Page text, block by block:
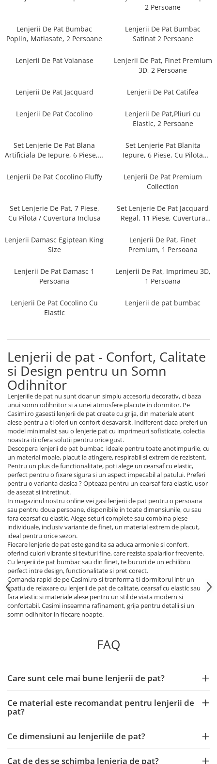
Lenjerii De Pat Creponate
Lenjerii De Pat Bumbac Poplin 2
Lenjerii De Pat Bumbac Satinat 2
Lenjerii De Pat Volanase
2 Persoane
Lenjerii De Pat Jacquard
Lenjerii De Pat Catifea
Set Lenjerie De Pat Blana
Artificiala De Iepure, 6 Piese, 2
Persoane
Piese, Cu Pilota Inclusa
Lenjerii De Pat Premium Collection
Set Lenjerie De Pat, 7 Piese, Cu
Pilota / Cuvertura Inclusa
11 Piese, Cuvertura Inclusa
Lenjerii Damasc Egiptean King Size
Persoana
Lenjerii De Pat Damasc 1 Persoana
Lenjerii De Pat, Imprimeu 3D, 1
Persoana
2 Persoane
Lenjerii De Pat Bumbac
Poplin, Matlasate, 2 Persoane
Lenjerii De Pat Bumbac
Satinat 2 Persoane
Lenjerii De Pat Volanase
Lenjerii De Pat, Finet Premium
3D, 2 Persoane
Lenjerii De Pat Jacquard Lenjerii De Pat Catifea
Lenjerii De Pat Cocolino
Lenjerii De Pat,Pliuri cu
Elastic, 2 Persoane
Set Lenjerie De Pat Blana
Artificiala De Iepure, 6 Piese, 2
Set Lenjerie Pat Blanita
Iepure, 6 Piese, Cu Pilota
Lenjerii De Pat Cocolino Fluffy
Lenjerii De Pat Premium
Collection
Set Lenjerie De Pat, 7 Piese,
Cu Pilota / Cuvertura Inclusa
Set Lenjerie De Pat Jacquard
Regal, 11 Piese, Cuvertura
Lenjerii Damasc Egiptean King
Size
Lenjerii De Pat, Finet
Premium, 1 Persoana
Lenjerii De Pat Damasc 1
Persoana
Lenjerii De Pat, Imprimeu 3D,
1 Persoana
Lenjerii De Pat Cocolino Cu
Elastic
Lenjerii de pat bumbac
Lenjerii de pat - Confort, Calitate
si Design pentru un Somn
Odihnitor
Lenjeriile de pat nu sunt doar un simplu accesoriu decorativ, ci baza
unui somn odihnitor si a unei atmosfere placute in dormitor. Pe
Casimi.ro gasesti lenjerii de pat create cu grija, din materiale atent
alese pentru a-ti oferi un confort desavarsit. Indiferent daca preferi un
model minimalist sau o lenjerie pat cu imprimeuri sofisticate, colectia
noastra iti ofera solutii pentru orice gust.
Descopera lenjerii de pat bumbac, ideale pentru toate anotimpurile, cu
un material moale, placut la atingere, respirabil si extrem de rezistent.
Pentru un plus de functionalitate, poti alege un cearsaf cu elastic,
perfect pentru o fixare sigura si un aspect impecabil al patului. Preferi
pentru o varianta clasica ? Opteaza pentru un cearsaf fara elastic, usor
de asezat si intretinut.
In magazinul nostru online vei gasi lenjerii de pat pentru o persoana
sau pentru doua persoane, disponibile in toate dimensiunile, cu sau
fara cearsaf cu elastic. Alege seturi complete sau combina piese
individuale, inclusiv variante de finet, un material extrem de placut,
ideal pentru orice sezon.
Fiecare lenjerie de pat este gandita sa aduca armonie si confort,
oferind culori vibrante si texturi fine, care rezista spalarilor frecvente.
Cu lenjerii de pat bumbac sau din finet, te bucuri de un echilibru
perfect intre design, functionalitate si pret corect.
Comanda rapid de pe Casimi.ro si tranforma-ti dormitorul intr-un
spatiu de relaxare cu lenjerii de pat de calitate, cearsaf cu elastic sau
fara elastic si materiale alese pentru un stil de viata modern si
confortabil. Casimi inseamna rafinament, grija pentru detalii si un
somn odihnitor in fiecare noapte.
FAQ
Care sunt cele mai bune lenjerii de pat?
Ce material este recomandat pentru lenjerii de
pat?
Ce dimensiuni au lenjeriile de pat?
Cat de des se schimba lenjeria de pat?